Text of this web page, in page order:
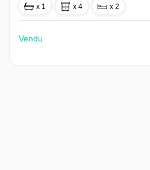
x 1 x 4 x 2
Vendu